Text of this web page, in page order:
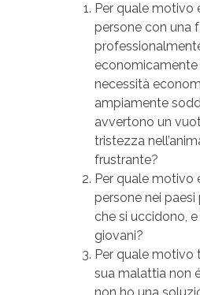
Per quale motivo
persone con una
economicamente
necessità
ampiamente
avvertono un
tristezza
frustrante?
Per quale motivo
persone nei paesi
che si uccidono,
giovani?
Per quale motivo
sua malattia non